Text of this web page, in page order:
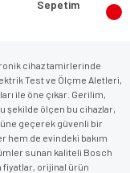
Sepetim
cihaz tamirlerinde
Test ve Ölçme Aletleri,
ile öne çıkar. Gerilim,
şekilde ölçen bu cihazlar,
geçerek güvenli bir
hem de evindeki bakım
sunan kaliteli Bosch
fiyatlar, orijinal ürün